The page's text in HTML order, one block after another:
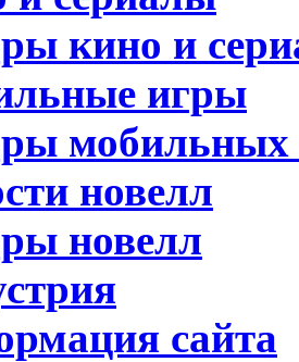
кино и
игры
мобильных
новелл
новелл
сайта